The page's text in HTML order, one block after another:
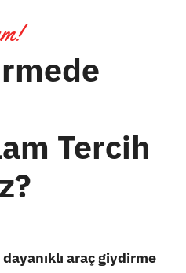
Tercih
dayanıklı araç giydirme